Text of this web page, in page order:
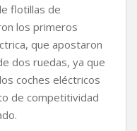
flotillas de
los primeros
que apostaron
dos ruedas, ya que
coches eléctricos
de competitividad